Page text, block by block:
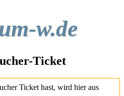
w.de
Ticket
Ticket hast, wird hier aus